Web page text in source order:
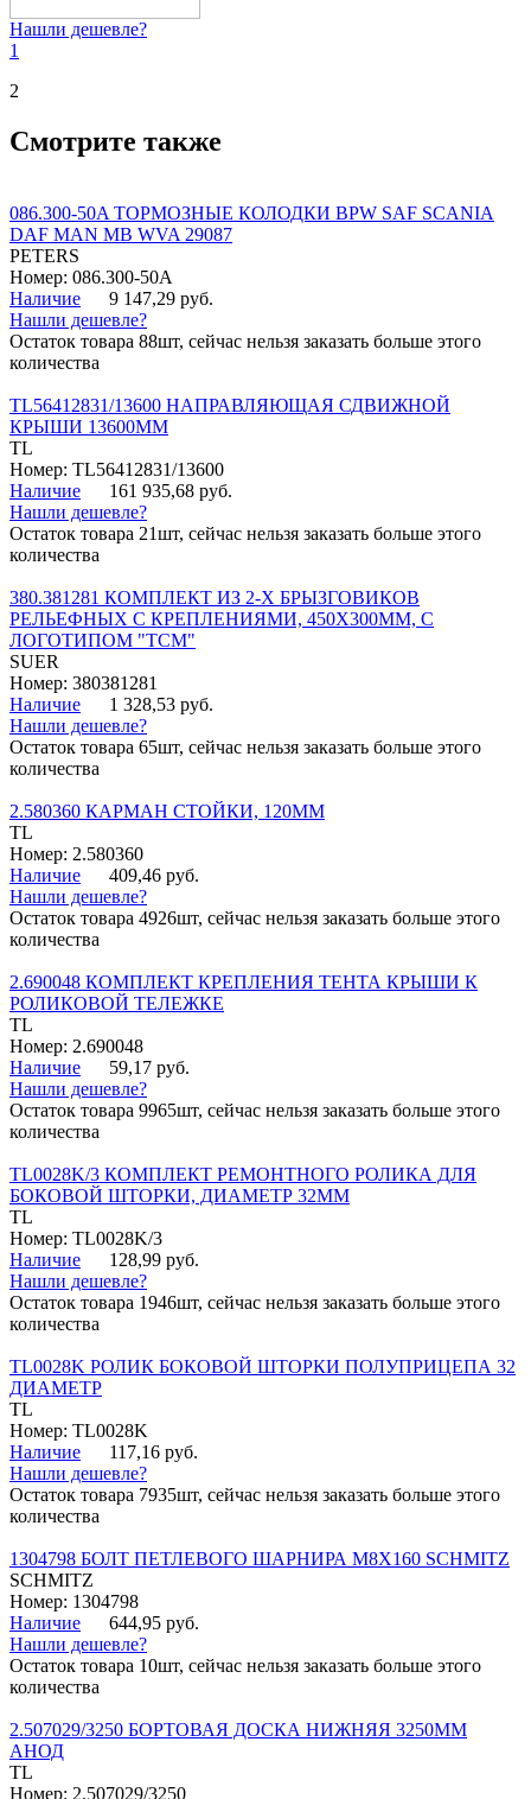
Нашли дешевле?
1
2
Смотрите также
086.300-50A ТОРМОЗНЫЕ КОЛОДКИ BPW SAF SCANIA
DAF MAN MB WVA 29087
PETERS
Номер: 086.300-50A
Наличие
9 147,29 руб.
Нашли дешевле?
Остаток товара 88шт, сейчас нельзя заказать больше этого
количества
TL56412831/13600 НАПРАВЛЯЮЩАЯ СДВИЖНОЙ
КРЫШИ 13600ММ
TL
Номер: TL56412831/13600
Наличие
161 935,68 руб.
Нашли дешевле?
Остаток товара 21шт, сейчас нельзя заказать больше этого
количества
380.381281 КОМПЛЕКТ ИЗ 2-Х БРЫЗГОВИКОВ
РЕЛЬЕФНЫХ С КРЕПЛЕНИЯМИ, 450Х300ММ, С
ЛОГОТИПОМ "ТСМ"
SUER
Номер: 380381281
Наличие
1 328,53 руб.
Нашли дешевле?
Остаток товара 65шт, сейчас нельзя заказать больше этого
количества
2.580360 КАРМАН СТОЙКИ, 120ММ
TL
Номер: 2.580360
Наличие
409,46 руб.
Нашли дешевле?
Остаток товара 4926шт, сейчас нельзя заказать больше этого
количества
2.690048 КОМПЛЕКТ КРЕПЛЕНИЯ ТЕНТА КРЫШИ К
РОЛИКОВОЙ ТЕЛЕЖКЕ
TL
Номер: 2.690048
Наличие
59,17 руб.
Нашли дешевле?
Остаток товара 9965шт, сейчас нельзя заказать больше этого
количества
TL0028K/3 КОМПЛЕКТ РЕМОНТНОГО РОЛИКА ДЛЯ
БОКОВОЙ ШТОРКИ, ДИАМЕТР 32ММ
TL
Номер: TL0028K/3
Наличие
128,99 руб.
Нашли дешевле?
Остаток товара 1946шт, сейчас нельзя заказать больше этого
количества
TL0028K РОЛИК БОКОВОЙ ШТОРКИ ПОЛУПРИЦЕПА 32
ДИАМЕТР
TL
Номер: TL0028K
Наличие
117,16 руб.
Нашли дешевле?
Остаток товара 7935шт, сейчас нельзя заказать больше этого
количества
1304798 БОЛТ ПЕТЛЕВОГО ШАРНИРА М8Х160 SCHMITZ
SCHMITZ
Номер: 1304798
Наличие
644,95 руб.
Нашли дешевле?
Остаток товара 10шт, сейчас нельзя заказать больше этого
количества
2.507029/3250 БОРТОВАЯ ДОСКА НИЖНЯЯ 3250ММ
АНОД
TL
Номер: 2.507029/3250